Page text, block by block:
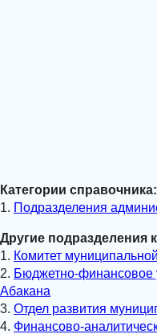
Категории справочника:
1. Подразделения
Другие подразделения
1. Комитет
2. Бюджетно-финансовое
Абакана
3. Отдел развития
4. Финансово-